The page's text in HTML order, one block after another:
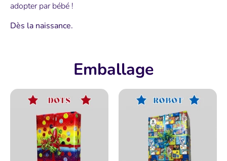
adopter par bébé !
Dès la naissance.
Emballage